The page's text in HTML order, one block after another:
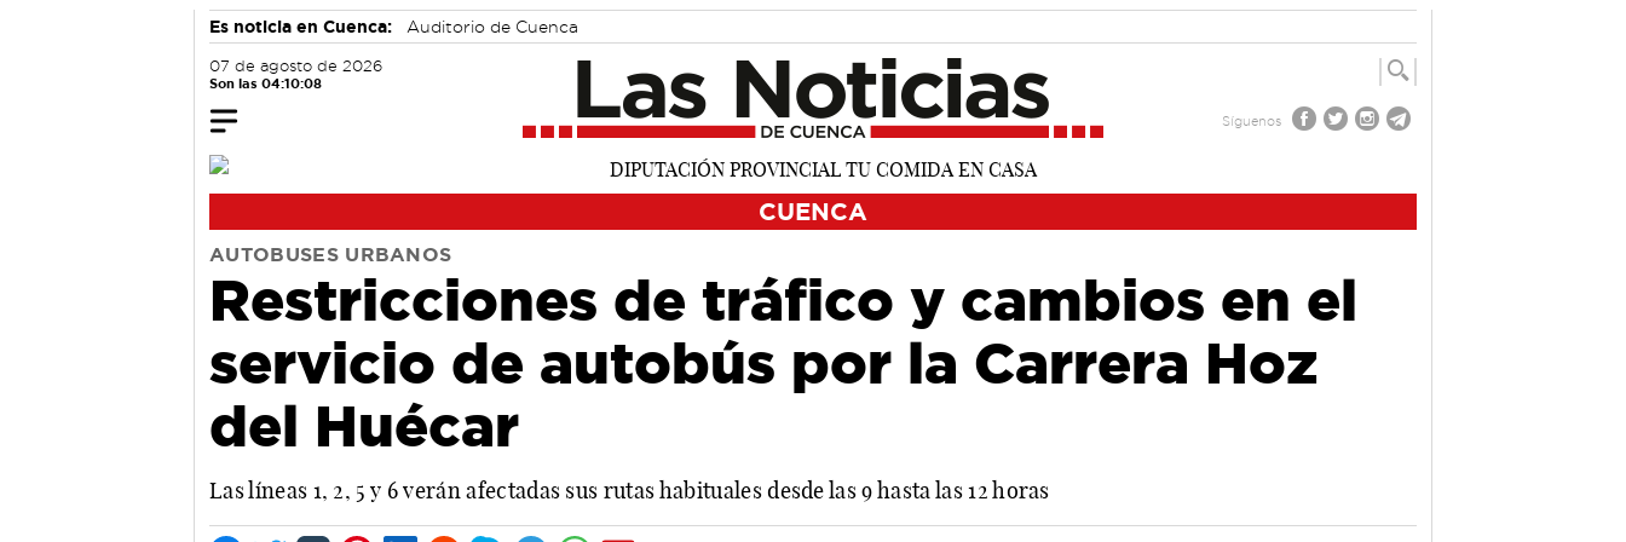
Es noticia en Cuenca: Auditorio de Cuenca
07 de agosto de 2026
Son las 04:10:09
Síguenos
CUENCA
AUTOBUSES URBANOS
Restricciones de tráfico y cambios en el
servicio de autobús por la Carrera Hoz
del Huécar
Las líneas 1, 2, 5 y 6 verán afectadas sus rutas habituales desde las 9 hasta las 12 horas